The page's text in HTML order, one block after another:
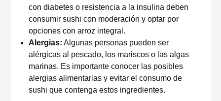
con diabetes o resistencia a la insulina deben
consumir sushi con moderación y optar por
opciones con arroz integral.
Alergias: Algunas personas pueden ser
alérgicas al pescado, los mariscos o las algas
marinas. Es importante conocer las posibles
alergias alimentarias y evitar el consumo de
sushi que contenga estos ingredientes.